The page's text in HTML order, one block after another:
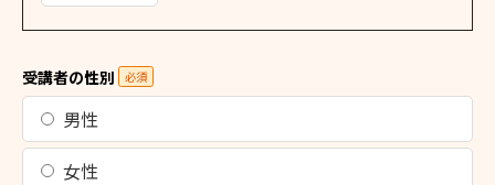
受講者の性別 必須
男性
女性